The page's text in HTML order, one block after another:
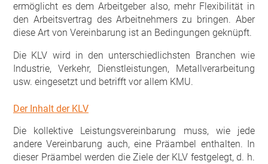
ermöglicht es dem Arbeitgeber also, mehr Flexibilität in
den Arbeitsvertrag des Arbeitnehmers zu bringen. Aber
diese Art von Vereinbarung ist an Bedingungen geknüpft.
Die KLV wird in den unterschiedlichsten Branchen wie
Industrie, Verkehr, Dienstleistungen, Metallverarbeitung
usw. eingesetzt und betrifft vor allem KMU.
Der Inhalt der KLV
Die kollektive Leistungsvereinbarung muss, wie jede
andere Vereinbarung auch, eine Präambel enthalten. In
dieser Präambel werden die Ziele der KLV festgelegt, d. h.